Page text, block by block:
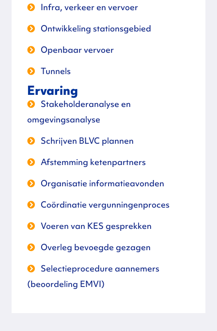
Infra, verkeer en vervoer
Ontwikkeling stationsgebied
Openbaar vervoer
Tunnels
Ervaring
Stakeholderanalyse en
omgevingsanalyse
Schrijven BLVC plannen
Afstemming ketenpartners
Organisatie informatieavonden
Coördinatie vergunningenproces
Voeren van KES gesprekken
Overleg bevoegde gezagen
Selectieprocedure aannemers
(beoordeling EMVI)